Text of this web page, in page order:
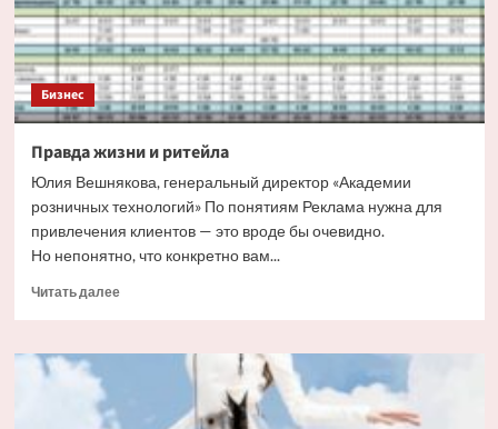
Бизнес
Правда жизни и ритейла
Юлия Вешнякова, генеральный директор «Академии
розничных технологий» По понятиям Реклама нужна для
привлечения клиентов — это вроде бы очевидно.
Но непонятно, что конкретно вам...
Читать далееПрочитать
Правда